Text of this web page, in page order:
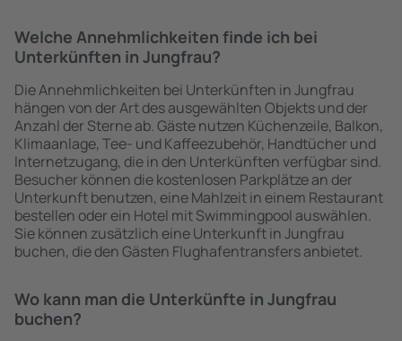
Welche Annehmlichkeiten finde ich bei
Unterkünften in Jungfrau?
Die Annehmlichkeiten bei Unterkünften in Jungfrau
hängen von der Art des ausgewählten Objekts und der
Anzahl der Sterne ab. Gäste nutzen Küchenzeile, Balkon,
Klimaanlage, Tee- und Kaffeezubehör, Handtücher und
Internetzugang, die in den Unterkünften verfügbar sind.
Besucher können die kostenlosen Parkplätze an der
Unterkunft benutzen, eine Mahlzeit in einem Restaurant
bestellen oder ein Hotel mit Swimmingpool auswählen.
Sie können zusätzlich eine Unterkunft in Jungfrau
buchen, die den Gästen Flughafentransfers anbietet.
Wo kann man die Unterkünfte in Jungfrau
buchen?